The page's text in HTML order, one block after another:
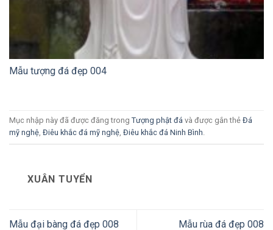
Mẫu tượng đá đẹp 004
Mục nhập này đã được đăng trong Tượng phật đá và được gắn thẻ Đá
mỹ nghệ, Điêu khắc đá mỹ nghệ, Điêu khắc đá Ninh Bình.
XUÂN TUYỂN
Mẫu đại bàng đá đẹp 008 Mẫu rùa đá đẹp 008